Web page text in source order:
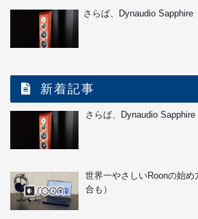
さらば、Dynaudio Sapphire
新着記事
さらば、Dynaudio Sapphire
世界一やさしいRoonの始
合も）